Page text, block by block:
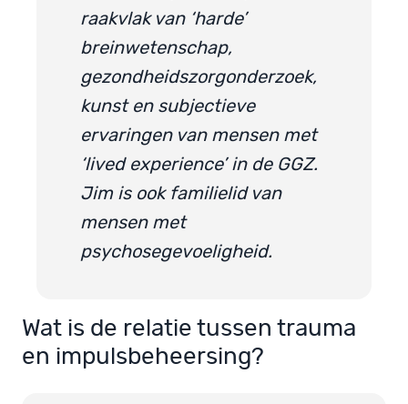
raakvlak van ‘harde’
breinwetenschap,
gezondheidszorgonderzoek,
kunst en subjectieve
ervaringen van mensen met
‘lived experience’ in de GGZ.
Jim is ook familielid van
mensen met
psychosegevoeligheid.
Wat is de relatie tussen trauma
en impulsbeheersing?